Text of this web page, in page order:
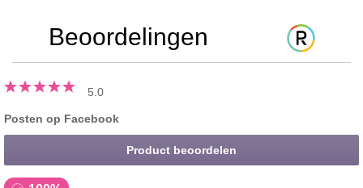
Beoordelingen
5.0
Posten op Facebook
Product beoordelen